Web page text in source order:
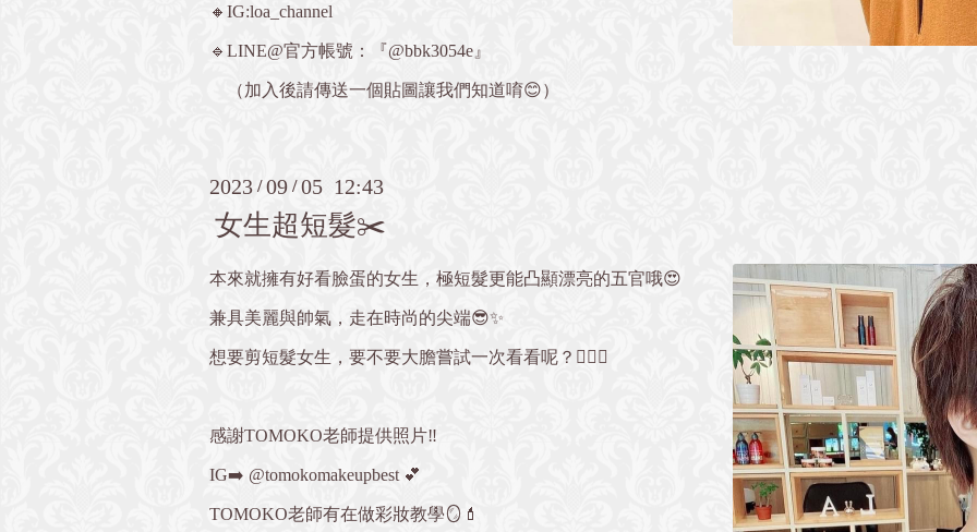
🔸IG:loa_channel
🔹LINE@官方帳號：『@bbk3054e』
（加入後請傳送一個貼圖讓我們知道唷😊）
2023 /09 /05 12:43
女生超短髮✂️
本來就擁有好看臉蛋的女生，極短髮更能凸顯漂亮的五官哦😍
兼具美麗與帥氣，走在時尚的尖端😎✨
想要剪短髮女生，要不要大膽嘗試一次看看呢？💇🏻‍♀️
感謝TOMOKO老師提供照片‼️
IG➡️ @tomokomakeupbest 💕
TOMOKO老師有在做彩妝教學🪞💄